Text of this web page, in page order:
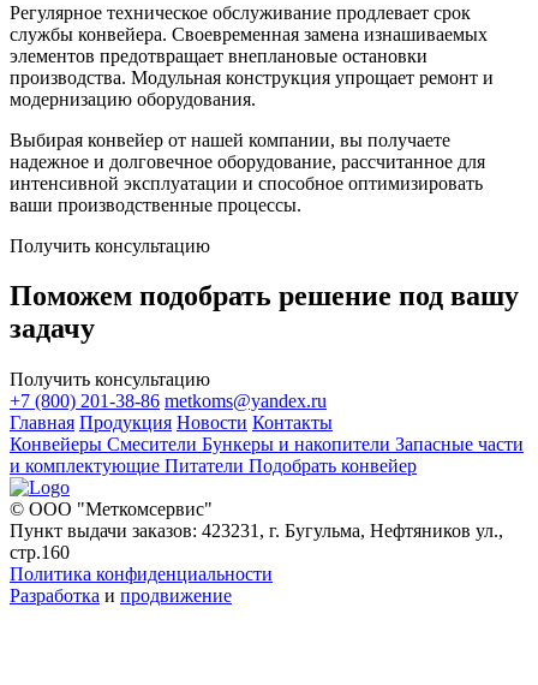
Регулярное техническое обслуживание продлевает срок
службы конвейера. Своевременная замена изнашиваемых
элементов предотвращает внеплановые остановки
производства. Модульная конструкция упрощает ремонт и
модернизацию оборудования.
Выбирая конвейер от нашей компании, вы получаете
надежное и долговечное оборудование, рассчитанное для
интенсивной эксплуатации и способное оптимизировать
ваши производственные процессы.
Получить консультацию
Поможем подобрать решение под вашу
задачу
Получить консультацию
+7 (800) 201-38-86 metkoms@yandex.ru
Главная Продукция Новости Контакты
Конвейеры Смесители Бункеры и накопители Запасные части
и комплектующие Питатели Подобрать конвейер
© ООО "Меткомсервис"
Пункт выдачи заказов: 423231, г. Бугульма, Нефтяников ул.,
стр.160
Политика конфиденциальности
Разработка и продвижение